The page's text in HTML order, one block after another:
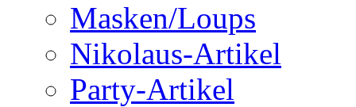
Masken/Loups
Nikolaus-Artikel
Party-Artikel